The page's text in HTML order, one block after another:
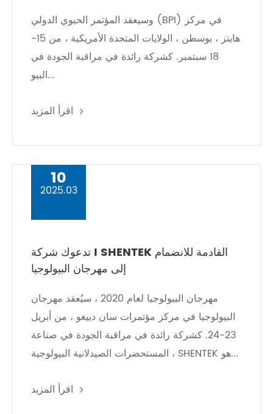
وسيعقد المؤتمر الحيوي الدولي (BPI) في مركز
هاينز ، بوسطن ، الولايات المتحدة الأمريكية ، من 15-
18 سبتمبر. كشركة رائدة في مراقبة الجودة في
البيو...
10
2025.03
تدعوك شركة I SHENTEK القادمة للانضمام
إلى مهرجان البيولوجيا
مهرجان البيولوجيا لعام 2020 ، سيُعقد مهرجان
البيولوجيا في مركز مؤتمرات سان دييغو ، من أبريل
23-24. كشركة رائدة في مراقبة الجودة في صناعة
المستحضرات الصيدلانية البيولوجية ، SHENTEK هو...